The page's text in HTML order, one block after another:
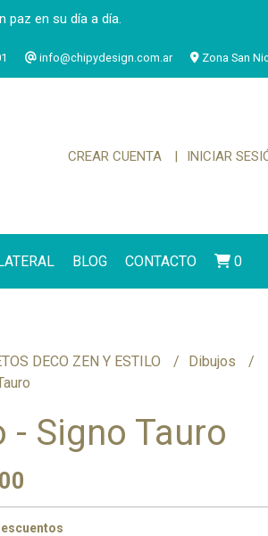
paz en su día a día.
info@chipydesign.com.ar Zona San
CREAR CUENTA INICIAR
BLOG CONTACTO 0
DECO ZEN Y ESTILO
Dibujos
- Signo Tauro